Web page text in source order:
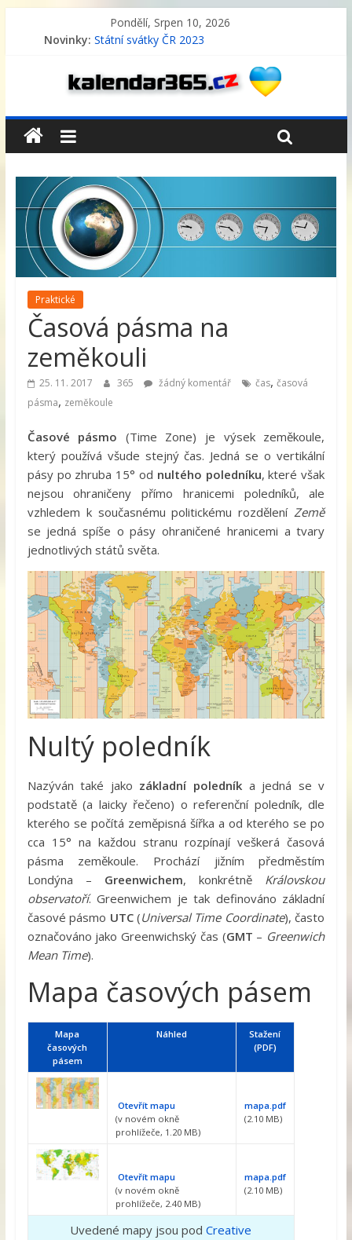
Pondělí, Srpen 10, 2026
Novinky: Státní svátky ČR 2023
Pracovní plánovací kalendář – rozpis 2025
Pracovní plánovací kalendář – rozpis 2024
Praktické
Časová pásma na
zeměkouli
25. 11. 2017 365 žádný komentář čas, časová
pásma, zeměkoule
Časové pásmo (Time Zone) je výsek zeměkoule,
který používá všude stejný čas. Jedná se o vertikální
pásy po zhruba 15° od nultého poledníku, které však
nejsou ohraničeny přímo hranicemi poledníků, ale
vzhledem k současnému politickému rozdělení Země
se jedná spíše o pásy ohraničené hranicemi a tvary
jednotlivých států světa.
Nultý poledník
Nazýván také jako základní poledník a jedná se v
podstatě (a laicky řečeno) o referenční poledník, dle
kterého se počítá zeměpisná šířka a od kterého se po
cca 15° na každou stranu rozpínají veškerá časová
pásma zeměkoule. Prochází jižním předměstím
Londýna – Greenwichem, konkrétně Královskou
observatoří. Greenwichem je tak definováno základní
časové pásmo UTC(Universal Time Coordinate), často
označováno jako Greenwichský čas (GMT – Greenwich
Mean Time).
Mapa časových pásem
Mapa
časových
pásem
Náhled
Stažení
(PDF)
Otevřít mapu
(v novém okně
prohlížeče, 1.20 MB)
mapa.pdf
(2.10 MB)
Otevřít mapu
(v novém okně
prohlížeče, 2.40 MB)
mapa.pdf
(2.10 MB)
Uvedené mapy jsou podCreative